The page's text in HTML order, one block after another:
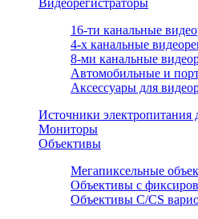
Видеорегистраторы
16-ти канальные
4-х канальные
8-ми канальные
Автомобильные и
Аксессуары для
Источники электропитания
Мониторы
Объективы
Мегапиксельные
Объективы с
Объективы С/CS